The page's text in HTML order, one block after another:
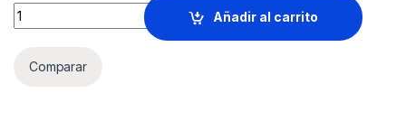
PATATAS BRAVAS MINI Bolsa 2.5 Kg. quantity
Añadir al carrito
Comparar